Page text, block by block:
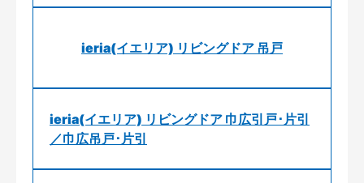
ieria(イエリア) リビングドア 吊戸
ieria(イエリア) リビングドア 巾広引戸･片引
／巾広吊戸･片引